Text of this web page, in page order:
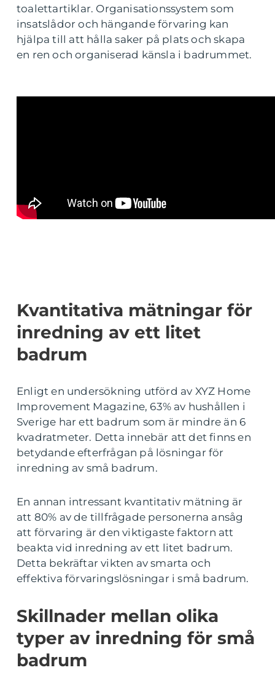
toalettartiklar. Organisationssystem som
insatslådor och hängande förvaring kan
hjälpa till att hålla saker på plats och skapa
en ren och organiserad känsla i badrummet.
Kvantitativa mätningar för
inredning av ett litet
badrum
Enligt en undersökning utförd av XYZ Home
Improvement Magazine, 63% av hushållen i
Sverige har ett badrum som är mindre än 6
kvadratmeter. Detta innebär att det finns en
betydande efterfrågan på lösningar för
inredning av små badrum.
En annan intressant kvantitativ mätning är
att 80% av de tillfrågade personerna ansåg
att förvaring är den viktigaste faktorn att
beakta vid inredning av ett litet badrum.
Detta bekräftar vikten av smarta och
effektiva förvaringslösningar i små badrum.
Skillnader mellan olika
typer av inredning för små
badrum